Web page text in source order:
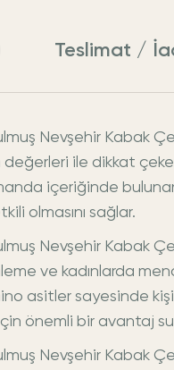
Teslimat /
Nevşehir Kabak
değerleri ile dikkat
içeriğinde
olmasını sağlar.
Nevşehir Kabak
ve kadınlarda
asitler sayesinde
önemli bir avantaj
Nevşehir Kabak